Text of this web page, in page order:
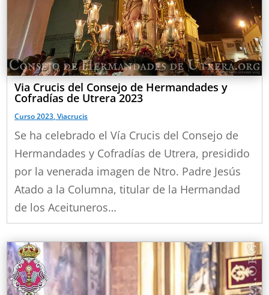
Via Crucis del Consejo de Hermandades y
Cofradías de Utrera 2023
Curso 2023,Viacrucis
Se ha celebrado el Vía Crucis del Consejo de
Hermandades y Cofradías de Utrera, presidido
por la venerada imagen de Ntro. Padre Jesús
Atado a la Columna, titular de la Hermandad
de los Aceituneros…